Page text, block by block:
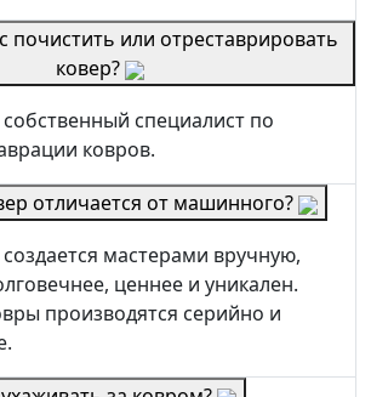
почистить или отреставрировать
ковер?
специалист по
ковров.
отличается от машинного?
мастерами вручную,
ценнее и уникален.
производятся серийно и